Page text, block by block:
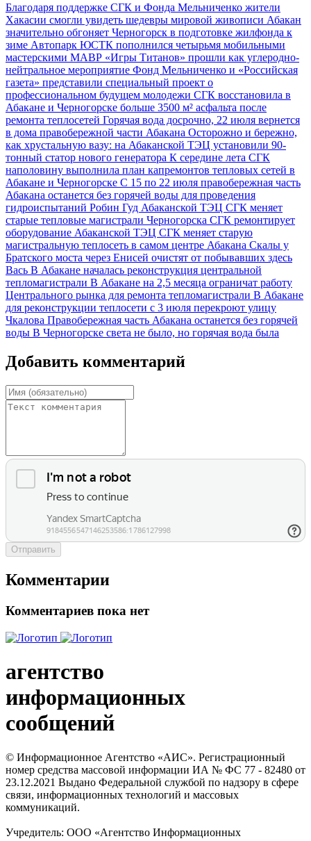
Благодаря поддержке СГК и Фонда Мельниченко жители
Хакасии смогли увидеть шедевры мировой живописи Абакан
значительно обгоняет Черногорск в подготовке жилфонда к
зиме Автопарк ЮСТК пополнился четырьмя мобильными
мастерскими МАВР «Игры Титанов» прошли как углеродно-
нейтральное мероприятие Фонд Мельниченко и «Российская
газета» представили специальный проект о
профессиональном будущем молодежи СГК восстановила в
Абакане и Черногорске больше 3500 м² асфальта после
ремонта теплосетей Горячая вода досрочно, 22 июля вернется
в дома правобережной части Абакана Осторожно и бережно,
как хрустальную вазу: на Абаканской ТЭЦ установили 90-
тонный статор нового генератора К середине лета СГК
наполовину выполнила план капремонтов тепловых сетей в
Абакане и Черногорске С 15 по 22 июля правобережная часть
Абакана останется без горячей воды для проведения
гидроиспытаний Робин Гуд Абаканской ТЭЦ СГК меняет
старые тепловые магистрали Черногорска СГК ремонтирует
оборудование Абаканской ТЭЦ СГК меняет старую
магистральную теплосеть в самом центре Абакана Скалы у
Братского моста через Енисей очистят от побывавших здесь
Вась В Абакане началась реконструкция центральной
тепломагистрали В Абакане на 2,5 месяца ограничат работу
Центрального рынка для ремонта тепломагистрали В Абакане
для реконструкции теплосети с 3 июля перекроют улицу
Чкалова Правобережная часть Абакана останется без горячей
воды В Черногорске света не было, но горячая вода была
Добавить комментарий
Отправить
Комментарии
Комментариев пока нет
агентство
информационных
сообщений
© Информационное Агентство «АИС». Регистрационный
номер средства массовой информации ИА № ФС 77 - 82480 от
23.12.2021 Выдано Федеральной службой по надзору в сфере
связи, информационных технологий и массовых
коммуникаций.
Учредитель: ООО «Агентство Информационных